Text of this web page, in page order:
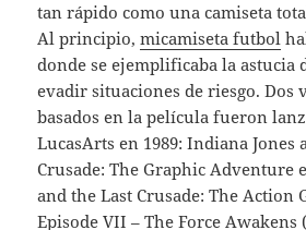
tan rápido como una camiseta
Al principio,micamiseta futbol
donde se ejemplificaba la astucia
evadir situaciones de riesgo. Dos
basados en la película fueron
LucasArts en 1989: Indiana Jones
Crusade: The Graphic Adventure
and the Last Crusade: The Action
Episode VII – The Force Awakens